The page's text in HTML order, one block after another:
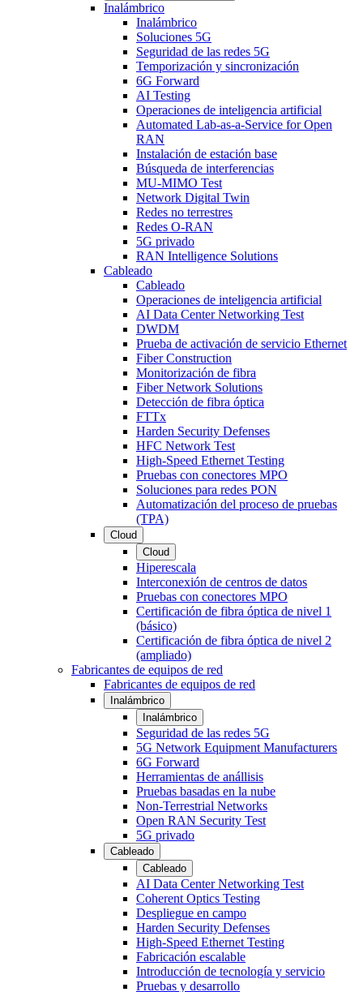
Inalámbrico
Inalámbrico
Soluciones 5G
Seguridad de las redes 5G
Temporización y sincronización
6G Forward
AI Testing
Operaciones de inteligencia artificial
Automated Lab-as-a-Service for Open
RAN
Instalación de estación base
Búsqueda de interferencias
MU-MIMO Test
Network Digital Twin
Redes no terrestres
Redes O-RAN
5G privado
RAN Intelligence Solutions
Cableado
Cableado
Operaciones de inteligencia artificial
AI Data Center Networking Test
DWDM
Prueba de activación de servicio Ethernet
Fiber Construction
Monitorización de fibra
Fiber Network Solutions
Detección de fibra óptica
FTTx
Harden Security Defenses
HFC Network Test
High-Speed Ethernet Testing
Pruebas con conectores MPO
Soluciones para redes PON
Automatización del proceso de pruebas
(TPA)
Cloud
Cloud
Hiperescala
Interconexión de centros de datos
Pruebas con conectores MPO
Certificación de fibra óptica de nivel 1
(básico)
Certificación de fibra óptica de nivel 2
(ampliado)
Fabricantes de equipos de red
Fabricantes de equipos de red
Inalámbrico
Inalámbrico
Seguridad de las redes 5G
5G Network Equipment Manufacturers
6G Forward
Herramientas de anállisis
Pruebas basadas en la nube
Non-Terrestrial Networks
Open RAN Security Test
5G privado
Cableado
Cableado
AI Data Center Networking Test
Coherent Optics Testing
Despliegue en campo
Harden Security Defenses
High-Speed Ethernet Testing
Fabricación escalable
Introducción de tecnología y servicio
Pruebas y desarrollo